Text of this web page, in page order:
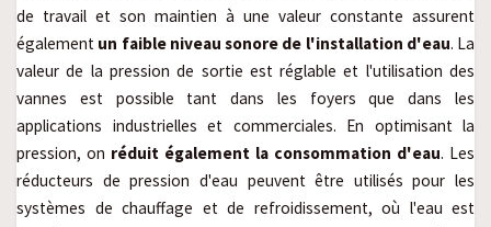
de travail et son maintien à une valeur constante assurent
également un faible niveau sonore de l'installation d'eau. La
valeur de la pression de sortie est réglable et l'utilisation des
vannes est possible tant dans les foyers que dans les
applications industrielles et commerciales. En optimisant la
pression, on réduit également la consommation d'eau. Les
réducteurs de pression d'eau peuvent être utilisés pour les
systèmes de chauffage et de refroidissement, où l'eau est